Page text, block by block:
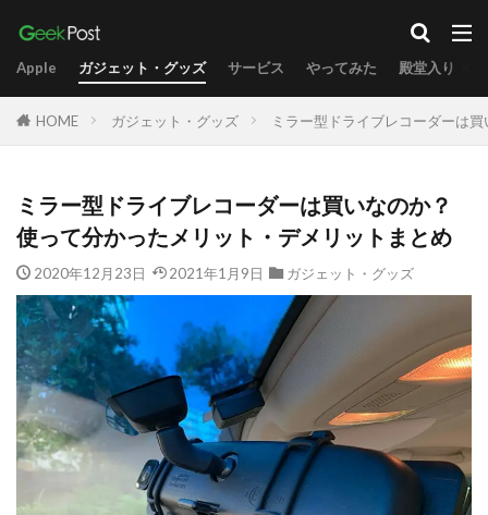
Apple ガジェット・グッズ サービス やってみた 殿堂入り
HOME ガジェット・グッズ ミラー型ドライブレコーダーは
ミラー型ドライブレコーダーは買いなのか？
使って分かったメリット・デメリットまとめ
2020年12月23日 2021年1月9日 ガジェット・グッズ